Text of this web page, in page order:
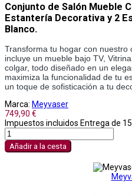
Conjunto de Salón Mueble
Estantería Decorativa y 2
Blanco.
Transforma tu hogar con
incluye un mueble bajo TV,
colgar, todo diseñado en un
maximiza la funcionalidad de tu
un toque de sofisticación a tu
Marca: Meyvaser
749,90 €
Impuestos incluidos Entrega de
Añadir a la cesta